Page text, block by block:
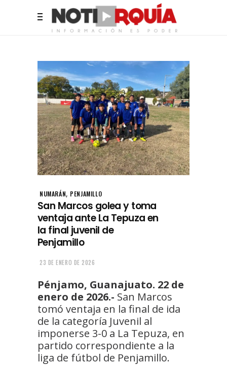
NUMARÁN, PENJAMILLO
San Marcos golea y toma
ventaja ante La Tepuza en
la final juvenil de
Penjamillo
23 DE ENERO DE 2026
Pénjamo, Guanajuato. 22 de
enero de 2026.- San Marcos
tomó ventaja en la final de ida
de la categoría Juvenil al
imponerse 3-0 a La Tepuza, en
partido correspondiente a la
liga de fútbol de Penjamillo.